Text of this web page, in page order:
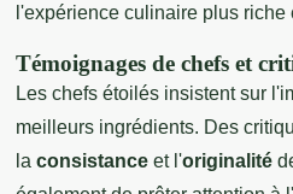
l'expérience culinaire plus riche
Témoignages de chefs et
Les chefs étoilés insistent sur
meilleurs ingrédients. Des
la consistance et l'originalité